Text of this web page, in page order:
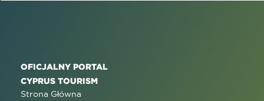
OFICJALNY PORTAL
CYPRUS TOURISM
Strona Główna